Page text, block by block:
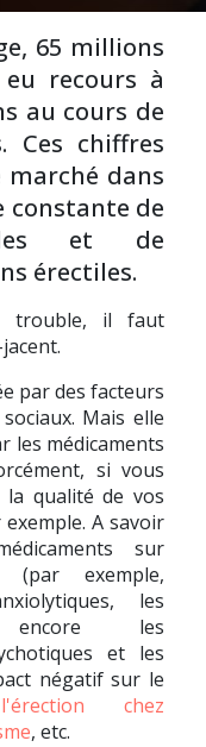
65 millions
recours à
au cours de
Ces chiffres
dans
constante de
et de
érectiles.
trouble, il faut
par des facteurs
Mais elle
les médicaments
si vous
qualité de vos
A savoir
sur
(par exemple,
les
encore les
et les
négatif sur le
l'érection chez
, etc.